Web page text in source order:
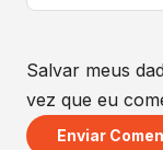
Salvar meus
vez que eu